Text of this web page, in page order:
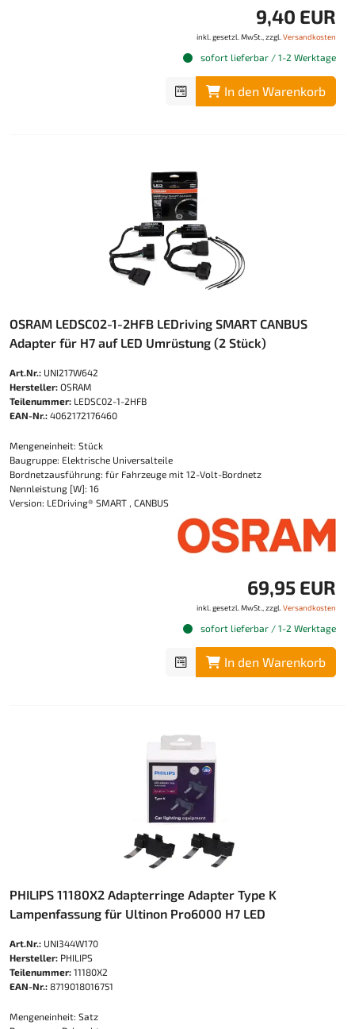
9,40 EUR
inkl. gesetzl. MwSt., zzgl. Versandkosten
sofort lieferbar / 1-2 Werktage
In den Warenkorb
OSRAM LEDSC02-1-2HFB LEDriving SMART CANBUS
Adapter für H7 auf LED Umrüstung (2 Stück)
Art.Nr.: UNI217W642
Hersteller: OSRAM
Teilenummer: LEDSC02-1-2HFB
EAN-Nr.: 4062172176460
Mengeneinheit: Stück
Baugruppe: Elektrische Universalteile
Bordnetzausführung: für Fahrzeuge mit 12-Volt-Bordnetz
Nennleistung [W]: 16
Version: LEDriving® SMART , CANBUS
69,95 EUR
inkl. gesetzl. MwSt., zzgl. Versandkosten
sofort lieferbar / 1-2 Werktage
In den Warenkorb
PHILIPS 11180X2 Adapterringe Adapter Type K
Lampenfassung für Ultinon Pro6000 H7 LED
Art.Nr.: UNI344W170
Hersteller: PHILIPS
Teilenummer: 11180X2
EAN-Nr.: 8719018016751
Mengeneinheit: Satz